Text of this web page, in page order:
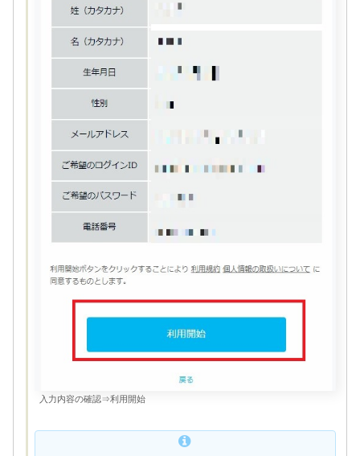
入力内容の確認⇒利用開始